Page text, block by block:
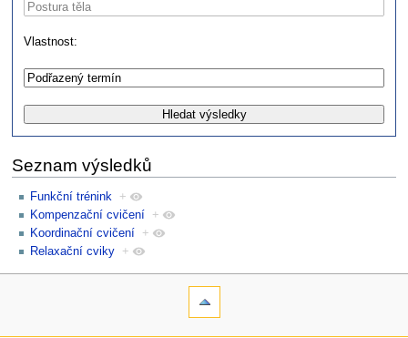
Vlastnost:
Seznam výsledků
Funkční trénink
+
Kompenzační cvičení
+
Koordinační cvičení
+
Relaxační cviky
+